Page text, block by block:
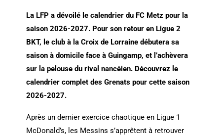
La LFP a dévoilé le calendrier du FC Metz pour la
saison 2026-2027. Pour son retour en Ligue 2
BKT, le club à la Croix de Lorraine débutera sa
saison à domicile face à Guingamp, et l’achèvera
sur la pelouse du rival nancéien. Découvrez le
calendrier complet des Grenats pour cette saison
2026-2027.
Après un dernier exercice chaotique en Ligue 1
McDonald’s, les Messins s’apprêtent à retrouver